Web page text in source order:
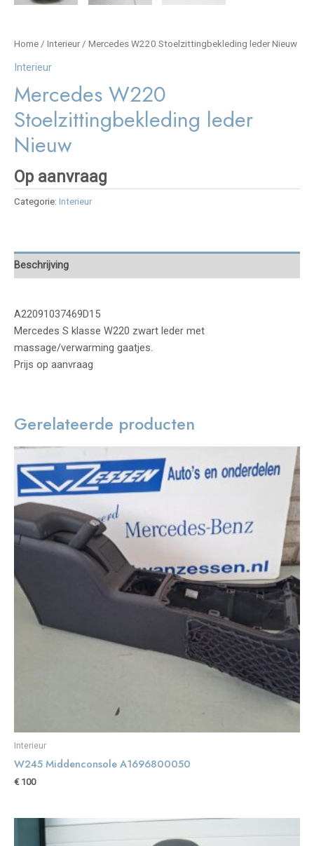
Home / Interieur/ Mercedes W220 Stoelzittingbekleding leder Nieuw
Interieur
Mercedes W220
Stoelzittingbekleding leder
Nieuw
Op aanvraag
Categorie: Interieur
Beschrijving
A22091037469D15
Mercedes S klasse W220 zwart leder met
massage/verwarming gaatjes.
Prijs op aanvraag
Gerelateerde producten
Interieur
W245 Middenconsole A1696800050
€100